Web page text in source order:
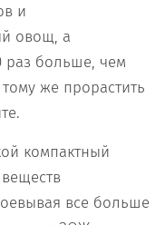
и
овощ, а
раз больше, чем
же прорастить
компактный
все больше